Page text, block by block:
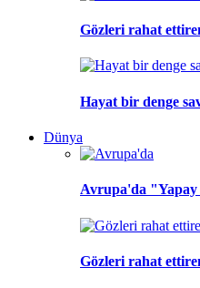
Gözleri rahat
Hayat bir denge
Dünya
Avrupa'da "Yapay
Gözleri rahat